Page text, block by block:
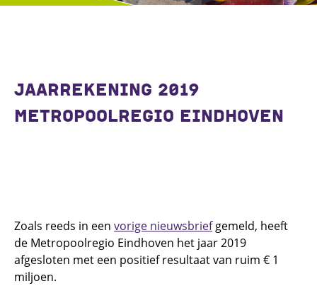
JAARREKENING 2019
METROPOOLREGIO EINDHOVEN
Zoals reeds in een vorige nieuwsbriefgemeld, heeft
de Metropoolregio Eindhoven het jaar 2019
afgesloten met een positief resultaat van ruim € 1
miljoen.